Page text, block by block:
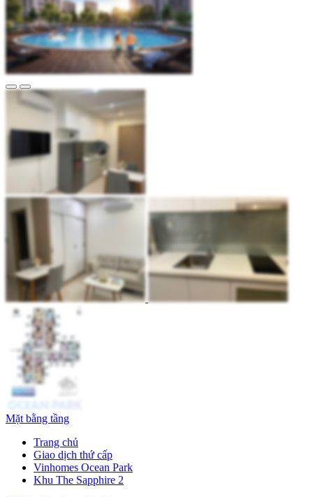
Mặt bằng tầng
Trang chủ
Giao dịch thứ cấp
Vinhomes Ocean Park
Khu The Sapphire 2